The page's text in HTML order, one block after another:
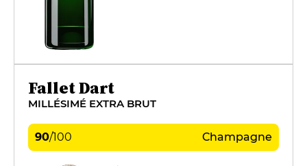
Fallet Dart
MILLÉSIMÉ EXTRA BRUT
90/100 Champagne